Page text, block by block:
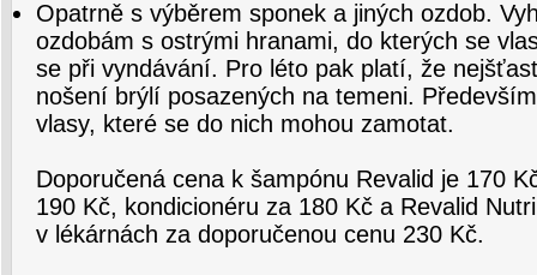
Opatrně s výběrem sponek a jiných ozdob.
ozdobám s ostrými hranami, do kterých se
se při vyndávání. Pro léto pak platí, že
nošení brýlí posazených na temeni.
vlasy, které se do nich mohou zamotat.
Doporučená cena k šampónu Revalid je 170
190 Kč, kondicionéru za 180 Kč a Revalid
v lékárnách za doporučenou cenu 230 Kč.